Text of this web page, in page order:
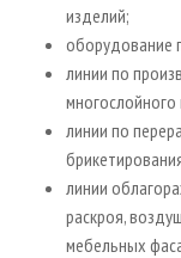
изделий;
оборудование
линии по
многослойного
линии по
линии
раскроя,
мебельных